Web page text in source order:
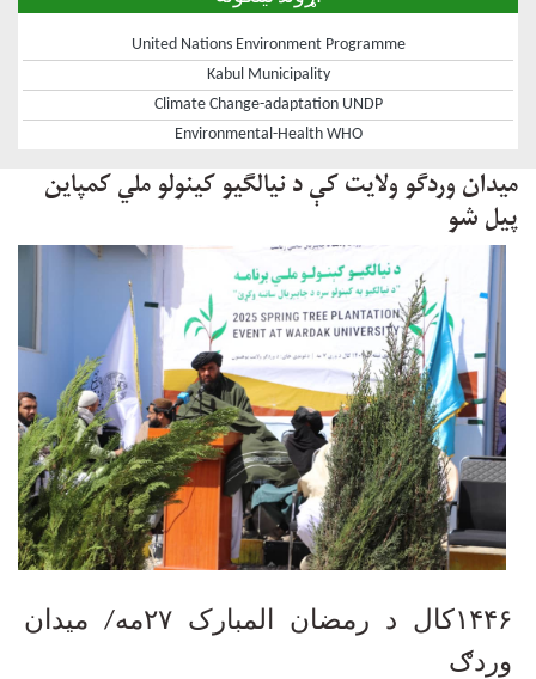
United Nations Environment Programme
Kabul Municipality
Climate Change-adaptation UNDP
Environmental-Health WHO
میدان وردګو ولایت کې د نیالګیو کینولو ملي کمپاین
پيل شو
۱۴۴۶کال د رمضان المبارک ۲۷مه/ میدان
وردګ